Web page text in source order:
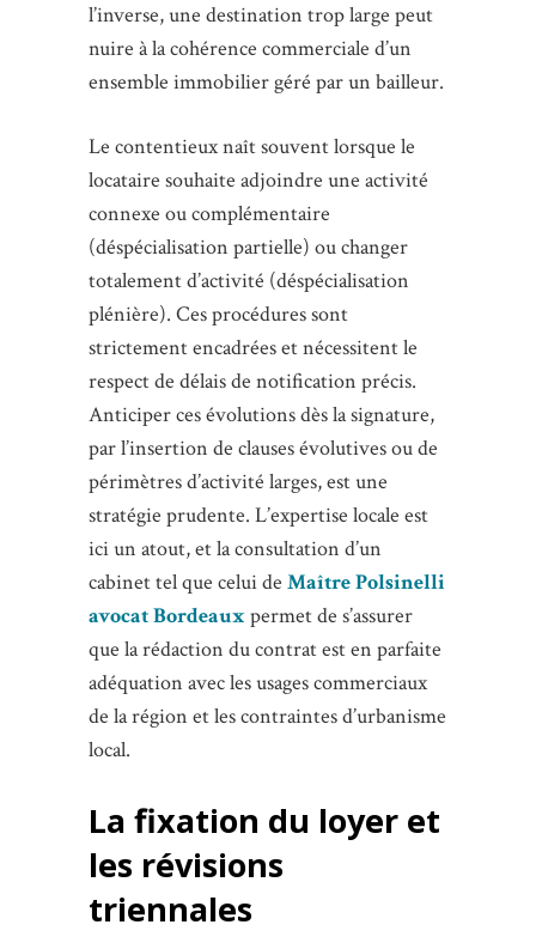
l’inverse, une destination trop large peut
nuire à la cohérence commerciale d’un
ensemble immobilier géré par un bailleur.
Le contentieux naît souvent lorsque le
locataire souhaite adjoindre une activité
connexe ou complémentaire
(déspécialisation partielle) ou changer
totalement d’activité (déspécialisation
plénière). Ces procédures sont
strictement encadrées et nécessitent le
respect de délais de notification précis.
Anticiper ces évolutions dès la signature,
par l’insertion de clauses évolutives ou de
périmètres d’activité larges, est une
stratégie prudente. L’expertise locale est
ici un atout, et la consultation d’un
cabinet tel que celui de Maître Polsinelli
avocat Bordeaux permet de s’assurer
que la rédaction du contrat est en parfaite
adéquation avec les usages commerciaux
de la région et les contraintes d’urbanisme
local.
La fixation du loyer et
les révisions
triennales